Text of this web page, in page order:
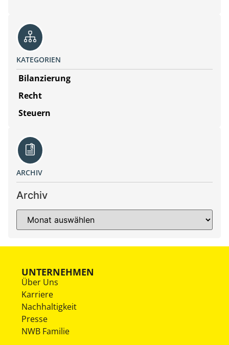
KATEGORIEN
Bilanzierung
Recht
Steuern
ARCHIV
Archiv
UNTERNEHMEN
Über Uns
Karriere
Nachhaltigkeit
Presse
NWB Familie